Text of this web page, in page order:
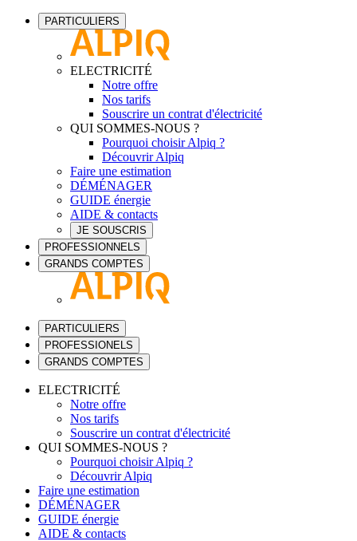
PARTICULIERS
ELECTRICITÉ
Notre offre
Nos tarifs
Souscrire un contrat d'électricité
QUI SOMMES-NOUS ?
Pourquoi choisir Alpiq ?
Découvrir Alpiq
Faire une estimation
DÉMÉNAGER
GUIDE énergie
AIDE & contacts
JE SOUSCRIS
PROFESSIONNELS
GRANDS COMPTES
PARTICULIERS
PROFESSIONELS
GRANDS COMPTES
ELECTRICITÉ
Notre offre
Nos tarifs
Souscrire un contrat d'électricité
QUI SOMMES-NOUS ?
Pourquoi choisir Alpiq ?
Découvrir Alpiq
Faire une estimation
DÉMÉNAGER
GUIDE énergie
AIDE & contacts